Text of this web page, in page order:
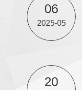
06
2025-05
20